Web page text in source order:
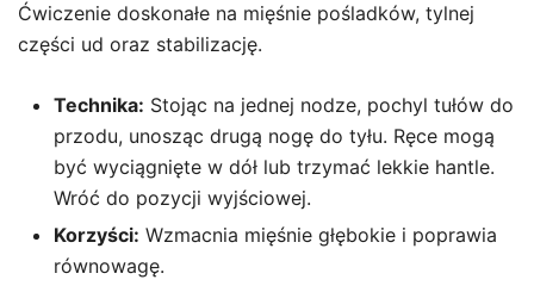
Ćwiczenie doskonałe na mięśnie pośladków, tylnej
części ud oraz stabilizację.
Technika: Stojąc na jednej nodze, pochyl tułów do
przodu, unosząc drugą nogę do tyłu. Ręce mogą
być wyciągnięte w dół lub trzymać lekkie hantle.
Wróć do pozycji wyjściowej.
Korzyści: Wzmacnia mięśnie głębokie i poprawia
równowagę.